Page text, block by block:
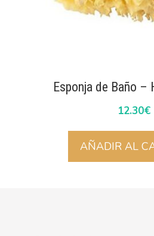
Esponja de Baño –
12.30€
AÑADIR AL